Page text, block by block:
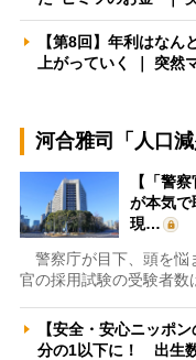
【第8回】年利はな
上がっていく ｜ 突然
河合雅司「人口減
【「警
が本気
現…
警察庁が目下、頭を悩
官の採用試験の受験者数
【安全・安心ニッポ
分の1以下に！ 出生